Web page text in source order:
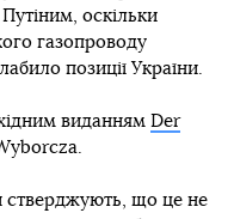
оскільки
газопроводу
позиції України.
виданням Der
стверджують, що це не